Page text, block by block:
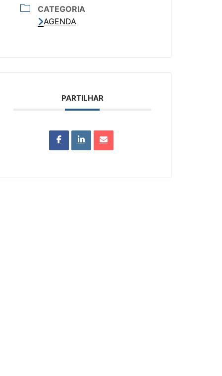
CATEGORIA
AGENDA
PARTILHAR